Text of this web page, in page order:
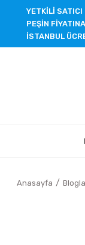
YETKİLİ
PEŞİN
İSTANBUL
Anasayfa